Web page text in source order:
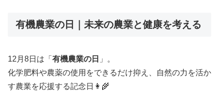
有機農業の日｜未来の農業と健康を考える
12月8日は「 有機農業の日 」。
化学肥料や農薬の使用をできるだけ抑え、自然の力を活か
す農業を応援する記念日👩‍🌾